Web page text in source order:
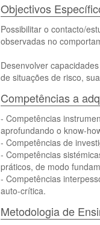
Objectivos
Possibilitar o contacto/
observadas no
Desenvolver
de situações de risco,
Competências a
- Competências
aprofundando o know-
- Competências de
- Competências
práticos, de modo
- Competências
auto-crítica.
Metodologia de